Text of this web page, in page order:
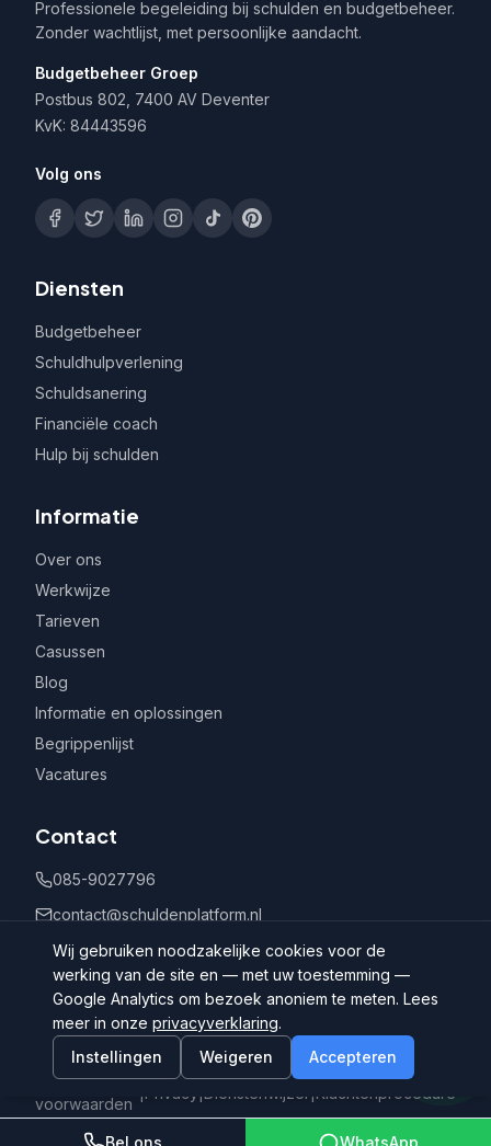
Professionele begeleiding bij schulden en budgetbeheer.
Zonder wachtlijst, met persoonlijke aandacht.
Budgetbeheer Groep
Postbus 802, 7400 AV Deventer
KvK: 84443596
Volg ons
Diensten
Budgetbeheer
Schuldhulpverlening
Schuldsanering
Financiële coach
Hulp bij schulden
Informatie
Over ons
Werkwijze
Tarieven
Casussen
Blog
Informatie en oplossingen
Begrippenlijst
Vacatures
Contact
085-9027796
contact@schuldenplatform.nl
Postbus 802, 7400 AV Deventer
©
Schuldenplatform.nl
Algemene
voorwaarden
|Privacy |Dienstenwijzer |Klachtenprocedure
Bel ons WhatsApp
Wij gebruiken noodzakelijke cookies voor de
werking van de site en — met uw toestemming —
Google Analytics om bezoek anoniem te meten. Lees
meer in onze privacyverklaring.
Instellingen
Weigeren Accepteren